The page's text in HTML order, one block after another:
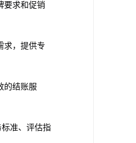
要求和促销
求，提供专
的结账服
准、评估指